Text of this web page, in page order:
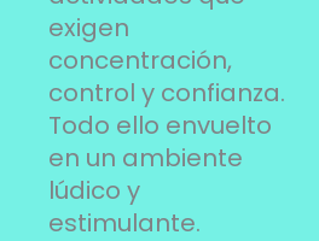
exigen
concentración,
control y confianza.
Todo ello envuelto
en un ambiente
lúdico y
estimulante.